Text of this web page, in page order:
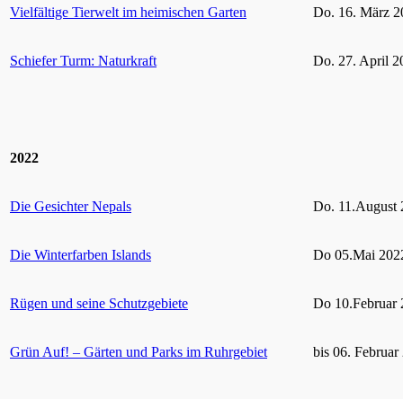
Vielfältige Tierwelt im heimischen Garten Do. 16. März
Schiefer Turm: Naturkraft Do. 27. April
2022
Die Gesichter Nepals Do. 11.August
Die Winterfarben Islands Do 05.Mai
Rügen und seine Schutzgebiete Do 10.Februar
Grün Auf! – Gärten und Parks im Ruhrgebiet bis 06. Februar